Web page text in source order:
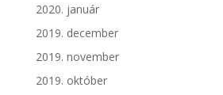
2020. január
2019. december
2019. november
2019. október